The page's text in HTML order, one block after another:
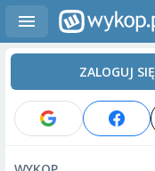
ZALOGUJ SIĘ